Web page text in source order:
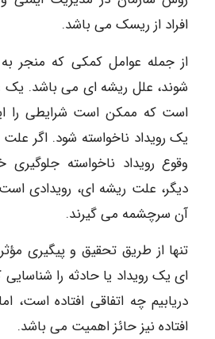
افراد از ریسک می باشد.
از جمله عوامل کمکی که منجر
شوند، علل ریشه ای می باشد. یک
است که ممکن است شرایطی را
یک رویداد ناخواسته شود. اگر
وقوع رویداد ناخواسته
دیگر، علت ریشه ای، رویدادی
آن سرچشمه می گیرند.
تنها از طریق تحقیق و پیگیری
ای یک رویداد یا حادثه را
دریابیم چه اتفاقی افتاده است،
افتاده نیز حائز اهمیت می باشد.